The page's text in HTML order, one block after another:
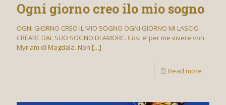
Ogni giorno creo ilo mio sogno
OGNI GIORNO CREO IL MIO SOGNO OGNI GIORNO MI LASCIO
CREARE DAL SUO SOGNO DI AMORE. Cosi e’ per me vivere von
Myriam di Magdala. Non […]
Read more